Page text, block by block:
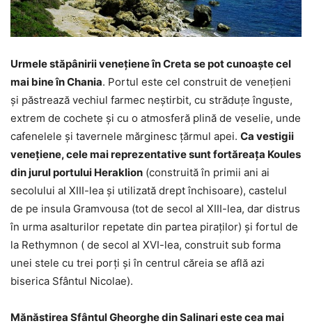
Urmele stăpânirii venețiene în Creta se pot cunoaște cel
mai bine în Chania. Portul este cel construit de venețieni
și păstrează vechiul farmec neștirbit, cu străduțe înguste,
extrem de cochete și cu o atmosferă plină de veselie, unde
cafenelele și tavernele mărginesc țărmul apei. Ca vestigii
venețiene, cele mai reprezentative sunt fortăreața Koules
din jurul portului Heraklion (construită în primii ani ai
secolului al XIII-lea și utilizată drept închisoare), castelul
de pe insula Gramvousa (tot de secol al XIII-lea, dar distrus
în urma asalturilor repetate din partea piraților) și fortul de
la Rethymnon ( de secol al XVI-lea, construit sub forma
unei stele cu trei porți și în centrul căreia se află azi
biserica Sfântul Nicolae).
Mănăstirea Sfântul Gheorghe din Salinari este cea mai